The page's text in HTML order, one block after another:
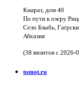
Киараз, дом 40
По пути к озеру
Село Бзыбь,
Абхазия
(38 визитов с
tomot.ru